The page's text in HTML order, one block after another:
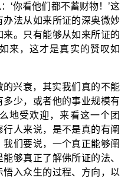
‘你看他们都不蓄财物！’这
法从如来所证的深奥微妙
。只有能够从如来所证的
来，这才是真实的赞叹如
兴衰，其实我们真的不能
少，或者他的事业规模有
地受欢迎，来看这一个团
人来说，是不是真的有阐
们要说，一个真正能够阐
够真正了解佛所证的法、
入众生的过程、方向，以